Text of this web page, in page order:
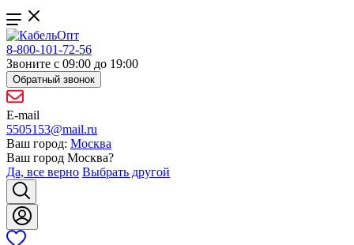
8-800-101-72-56
Звоните с 09:00 до 19:00
Обратный звонок
E-mail
5505153@mail.ru
Ваш город: Москва
Ваш город Москва?
Да, все верно Выбрать другой